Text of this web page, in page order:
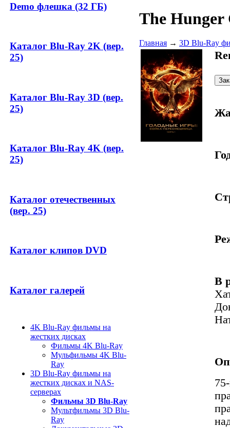
Demo флешка (32 ГБ)
Каталог Blu-Ray 2K (вер.
25)
Каталог Blu-Ray 3D (вер.
25)
Каталог Blu-Ray 4K (вер.
25)
Каталог отечественных
(вер. 25)
Каталог клипов DVD
Каталог галерей
4K Blu-Ray фильмы на
жестких дисках
Фильмы 4K Blu-Ray
Мульфильмы 4K Blu-
Ray
3D Blu-Ray фильмы на
жестких дисках и NAS-
серверах
Фильмы 3D Blu-Ray
Мультфильмы 3D Blu-
Ray
The Hunger
Главная → 3D Blu-Ray
В